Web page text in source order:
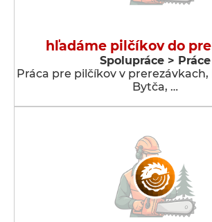
hľadáme pilčíkov do
Spolupráce > Práce
Práca pre pilčíkov v prerezávkach,
Bytča, …